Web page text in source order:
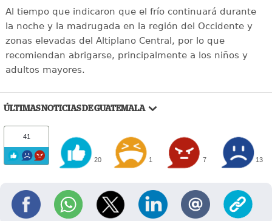
Al tiempo que indicaron que el frío continuará durante
la noche y la madrugada en la región del Occidente y
zonas elevadas del Altiplano Central, por lo que
recomiendan abrigarse, principalmente a los niños y
adultos mayores.
ÚLTIMAS NOTICIAS DE GUATEMALA
41
20 1 7 13